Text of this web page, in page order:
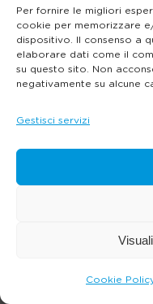
Per fornire le migliori
cookie per memorizzare
dispositivo. Il consenso a
elaborare dati come il
su questo sito. Non
negativamente su alcune
Gestisci servizi
Cookie